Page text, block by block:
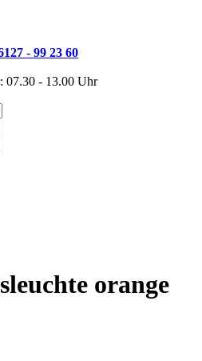
- 99 23 60
07.30 - 13.00 Uhr
orange